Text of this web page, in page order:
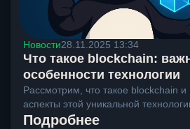
Новости28.11.2025 13:34
Что такое blockchain:
особенности технологии
Рассмотрим, что такое blockchain
аспекты этой уникальной
Подробнее